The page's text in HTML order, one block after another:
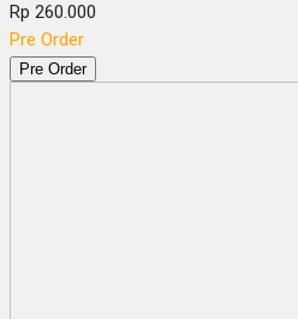
Rp 260.000
Pre Order
Pre Order